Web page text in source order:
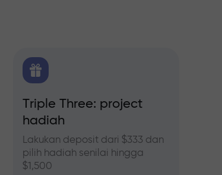
Triple Three: project
hadiah
Lakukan deposit dari $333 dan
pilih hadiah senilai hingga
$1,500